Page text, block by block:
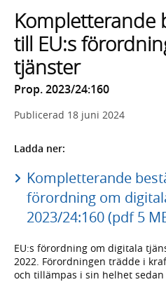
lista
med
sökförslag
Kompletterande
till EU:s
tjänster
Prop. 2023/24:160
Publicerad 18 juni 2024
Ladda ner:
Kompletterande
förordning om
2023/24:160 (pdf 5
EU:s förordning om digitala
2022. Förordningen trädde i
och tillämpas i sin helhet